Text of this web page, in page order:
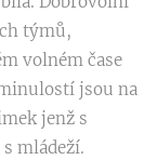
týmů,
volném čase
jsou na
jenž s
mládeží.